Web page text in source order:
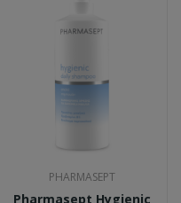
PHARMASEPT
Pharmasept Hygienic